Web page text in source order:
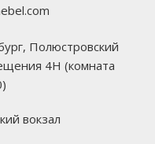
Полюстровский
4Н (комната
вокзал